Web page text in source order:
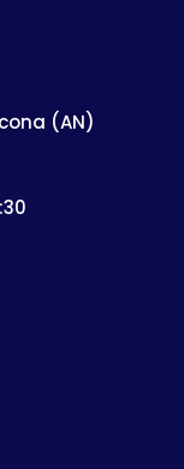
(AN)